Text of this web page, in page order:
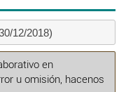
12/2018)
en
u omisión, hacenos